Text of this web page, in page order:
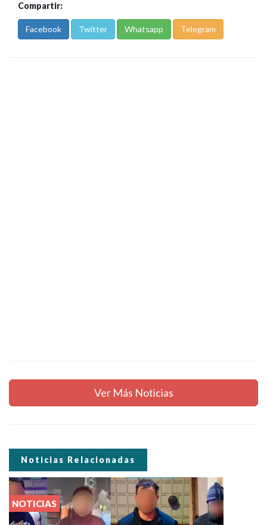
Compartir:
Facebook Twitter Whatsapp Telegram
Ver Más Noticias
Noticias Relacionadas
NOTICIAS